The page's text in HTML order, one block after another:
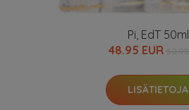
Pi, EdT 50ml
48.95 EUR
LISÄTIETOJA